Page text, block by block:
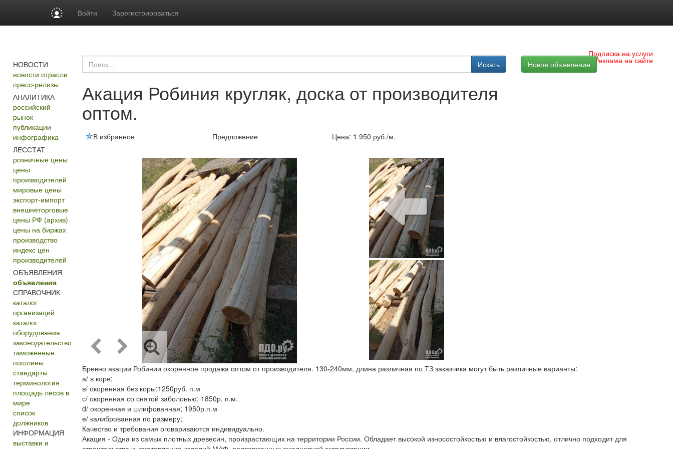
Войти Зарегистрироваться
НОВОСТИ
новости отрасли
пресс-релизы
АНАЛИТИКА
российский
рынок
публикации
инфографика
ЛЕССТАТ
розничные цены
цены
производителей
мировые цены
экспорт-импорт
внешнеторговые
цены РФ (архив)
цены на биржах
производство
индекс цен
производителей
ОБЪЯВЛЕНИЯ
объявления
СПРАВОЧНИК
каталог
организаций
каталог
оборудования
законодательство
таможенные
пошлины
стандарты
терминология
площадь лесов в
мире
список
должников
ИНФОРМАЦИЯ
выставки и
Подписка на услуги
Реклама на сайте
Искать Новое объявление
Акация Робиния кругляк, доска от производителя
оптом.
В избранное Предложение Цена: 1 950 руб./м.
Бревно акации Робинии окоренное продажа оптом от производителя. 130-240мм, длина различная по ТЗ заказчика могут быть различные варианты:
а/ в коре;
в/ окоренная без коры;1250руб. п.м
с/ окоренная со снятой заболонью; 1850р. п.м.
d/ окоренная и шлифованная; 1950р.п.м
е/ калиброванная по размеру;
Качество и требования оговариваются индивидуально.
Акация - Одна из самых плотных древесин, произрастающих на территории России. Обладает высокой износостойкостью и влагостойкостью, отлично подходит для